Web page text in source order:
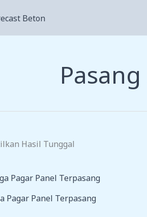
Hasil Tunggal
Pagar Panel Terpasang